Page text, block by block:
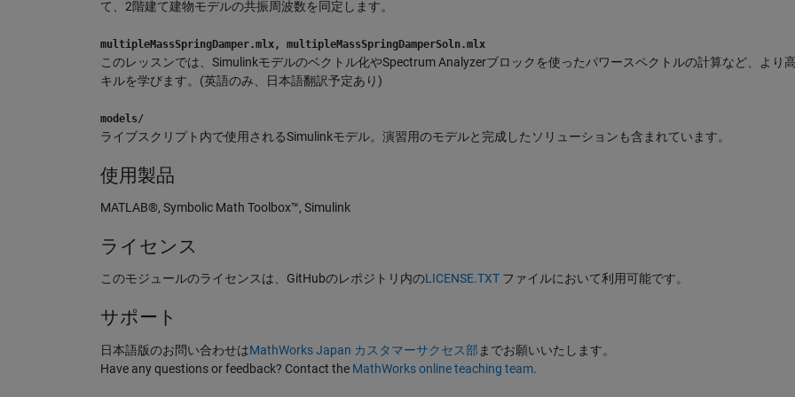
て、2階建て建物モデルの共振周波数を同定します。
multipleMassSpringDamper.mlx, multipleMassSpringDamperSoln.mlx
このレッスンでは、Simulinkモデルのベクトル化やSpectrum Analyzerブロックを使ったパワースペクトルの計算など、より
キルを学びます。(英語のみ、日本語翻訳予定あり)
models/
ライブスクリプト内で使用されるSimulinkモデル。演習用のモデルと完成したソリューションも含まれています。
使用製品
MATLAB®, Symbolic Math Toolbox™, Simulink
ライセンス
このモジュールのライセンスは、GitHubのレポジトリ内のLICENSE.TXTファイルにおいて利用可能です。
サポート
日本語版のお問い合わせはMathWorks Japan カスタマーサクセス部 までお願いいたします。
Have any questions or feedback? Contact the MathWorks online teaching team.